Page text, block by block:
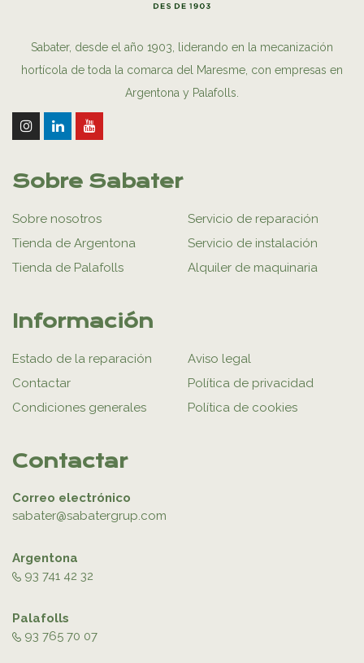
Sabater, desde el año 1903, liderando en la mecanización
hortícola de toda la comarca del Maresme, con empresas en
Argentona y Palafolls.
Sobre Sabater
Sobre nosotros
Tienda de Argentona
Tienda de Palafolls
Servicio de reparación
Servicio de instalación
Alquiler de maquinaria
Información
Estado de la reparación
Contactar
Condiciones generales
Aviso legal
Política de privacidad
Política de cookies
Contactar
Correo electrónico
sabater@sabatergrup.com
Argentona
93 741 42 32
Palafolls
93 765 70 07